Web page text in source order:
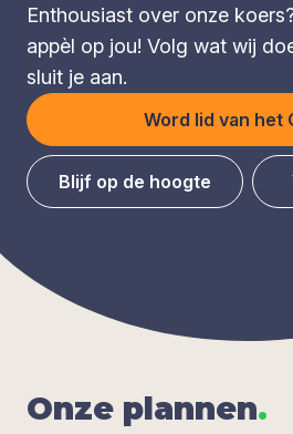
Enthousiast over onze
appèl op jou! Volg wat wij
sluit je aan.
Word lid van het
Blijf op de hoogte
Onze plan­nen.